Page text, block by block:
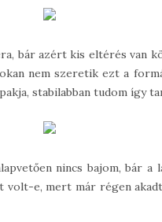
bár azért kis eltérés van
nem szeretik ezt a
stabilabban tudom így
nincs bajom, bár
volt-e, mert már régen